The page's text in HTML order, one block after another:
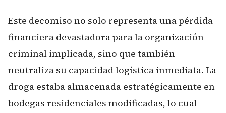
Este decomiso no solo representa una pérdida
financiera devastadora para la organización
criminal implicada, sino que también
neutraliza su capacidad logística inmediata. La
droga estaba almacenada estratégicamente en
bodegas residenciales modificadas, lo cual